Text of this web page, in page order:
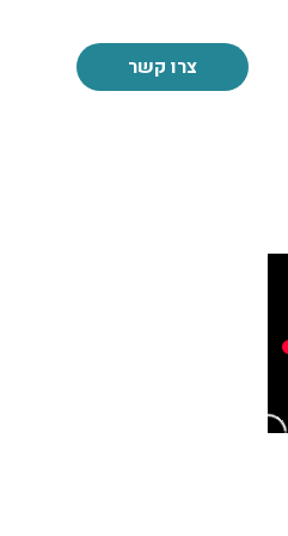
צרו קשר